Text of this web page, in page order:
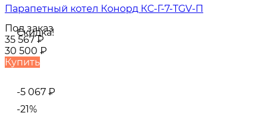
Скидка!
-5 067 ₽
Парапетный котел Конорд КС-Г-7-TGV-П
Под заказ
35 567₽
30 500 ₽
Купить
-21%